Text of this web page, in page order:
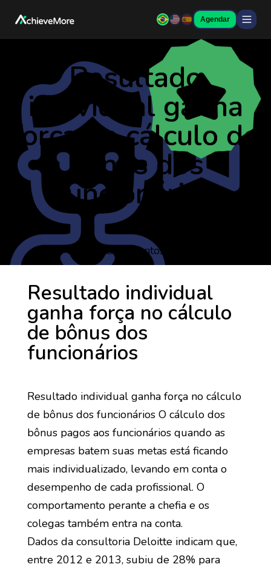
Agendar
Resultado
individual ganha
força no cálculo de
bônus dos
funcionários
agosto 5, 2013
Asuntos
Resultado individual
ganha força no cálculo
de bônus dos
funcionários
Resultado individual ganha força no cálculo
de bônus dos funcionários O cálculo dos
bônus pagos aos funcionários quando as
empresas batem suas metas está ficando
mais individualizado, levando em conta o
desempenho de cada profissional. O
comportamento perante a chefia e os
colegas também entra na conta.
Dados da consultoria Deloitte indicam que,
entre 2012 e 2013, subiu de 28% para